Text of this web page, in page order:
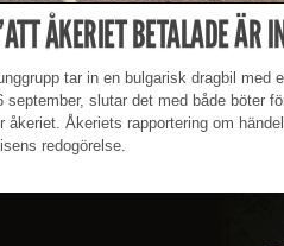
ÅKERIET BETALADE ÄR
tar in en bulgarisk dragbil med
september, slutar det med både böter
åkeriet. Åkeriets rapportering om
redogörelse.